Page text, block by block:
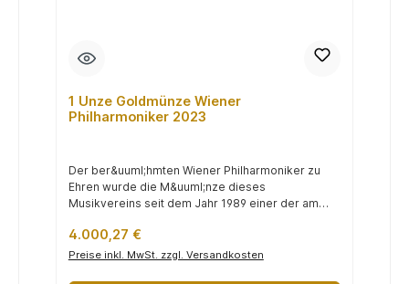
1 Unze Goldmünze Wiener
Philharmoniker 2023
Der ber&uuml;hmten Wiener Philharmoniker zu
Ehren wurde die M&uuml;nze dieses
Musikvereins seit dem Jahr 1989 einer der am
Regulärer Preis:
4.000,27 €
Preise inkl. MwSt. zzgl. Versandkosten